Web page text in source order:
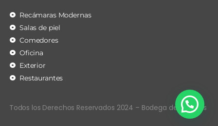
Recámaras Modernas
Salas de piel
Comedores
Oficina
Exterior
Restaurantes
Todos los Derechos Reservados 2024 – Bodega de Muebles